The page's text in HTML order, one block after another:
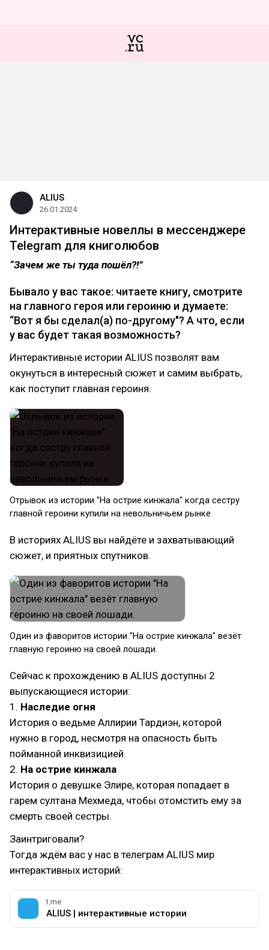
ALIUS
26.01.2024
Интерактивные новеллы в мессенджере
Telegram для книголюбов
“Зачем же ты туда пошёл?!”
Бывало у вас такое: читаете книгу, смотрите
на главного героя или героиню и думаете:
“Вот я бы сделал(а) по-другому"? А что, если
у вас будет такая возможность?
Интерактивные истории ALIUS позволят вам
окунуться в интересный сюжет и самим выбрать,
как поступит главная героиня.
Отрывок из истории "На острие кинжала" когда сестру
главной героини купили на невольничьем рынке
В историях ALIUS вы найдёте и захватывающий
сюжет, и приятных спутников.
Один из фаворитов истории "На острие кинжала" везёт
главную героиню на своей лошади.
Сейчас к прохождению в ALIUS доступны 2
выпускающиеся истории:
1. Наследие огня
История о ведьме Аллирии Тардиэн, которой
нужно в город, несмотря на опасность быть
пойманной инквизицией.
2. На острие кинжала
История о девушке Элире, которая попадает в
гарем султана Мехмеда, чтобы отомстить ему за
смерть своей сестры.
Заинтриговали?
Тогда ждём вас у нас в телеграм ALIUS мир
интерактивных историй:
t.me
ALIUS | интерактивные истории